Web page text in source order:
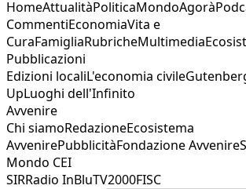
HomeAttualitàPoliticaMondoAgorà
CommentiEconomiaVita e
CuraFamigliaRubricheMultimedia
Pubblicazioni
Edizioni localiL'economia civile
UpLuoghi dell'Infinito
Avvenire
Chi siamoRedazioneEcosistema
AvvenirePubblicitàFondazione Avvenire
Mondo CEI
SIRRadio InBluTV2000FISC